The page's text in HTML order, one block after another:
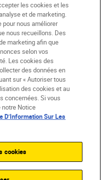
Accessibilité
les cookies et les
et de marketing.
pour nous améliorer
nous recueillons. Des
marketing afin que
selon vos
Les cookies des
des données en
sur « Autoriser tous
des cookies et au
concernées. Si vous
notre Notice
D’Information Sur Les
cookies